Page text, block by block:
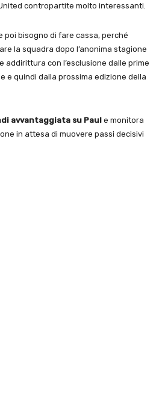
contropartite molto interessanti.
poi bisogno di fare cassa, perché
la squadra dopo l’anonima stagione
addirittura con l’esclusione dalle prime
e quindi dalla prossima edizione della
avvantaggiata su Paul e monitora
in attesa di muovere passi decisivi